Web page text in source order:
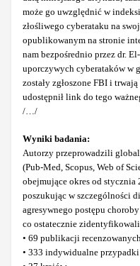
może go uwzględnić w
złośliwego cyberataku na
opublikowanym na stronie
nam bezpośrednio przez dr.
uporczywych cyberataków w
zostały zgłoszone FBI i
udostępnił link do tego
/…/
Wyniki badania:
Autorzy przeprowadzili
(Pub-Med, Scopus, Web of
obejmujące okres od stycznia
poszukując w szczególności
agresywnego postępu
co ostatecznie
• 69 publikacji
• 333 indywidualne